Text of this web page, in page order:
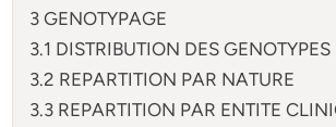
3 GENOTYPAGE
3.1 DISTRIBUTION DES GENOTYPES
3.2 REPARTITION PAR NATURE
3.3 REPARTITION PAR ENTITE